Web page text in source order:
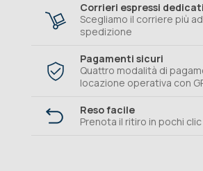
Corrieri espressi dedicati
Scegliamo il corriere più
spedizione
Pagamenti sicuri
Quattro modalità di
locazione operativa con
Reso facile
Prenota il ritiro in pochi clic